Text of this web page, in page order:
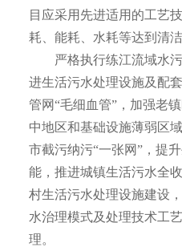
目应采用先进适用的工艺
耗、能耗、水耗等达到清
严格执行练江流域水污
进生活污水处理设施及配
管网“毛细血管”，加强老
中地区和基础设施薄弱区
市截污纳污“一张网”，提
能，推进城镇生活污水全
村生活污水处理设施建设
水治理模式及处理技术工
理。